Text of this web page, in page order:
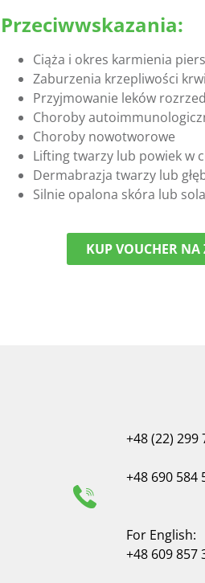
Przeciwwskazania:
Ciąża i okres karmienia
Zaburzenia krzepliwości krwi
Przyjmowanie leków
Choroby
Choroby nowotworowe
Lifting twarzy lub powiek w
Dermabrazja twarzy lub
Silnie opalona skóra lub
KUP VOUCHER NA
+48 (22) 299
+48 690 584
For English:
+48 609 857